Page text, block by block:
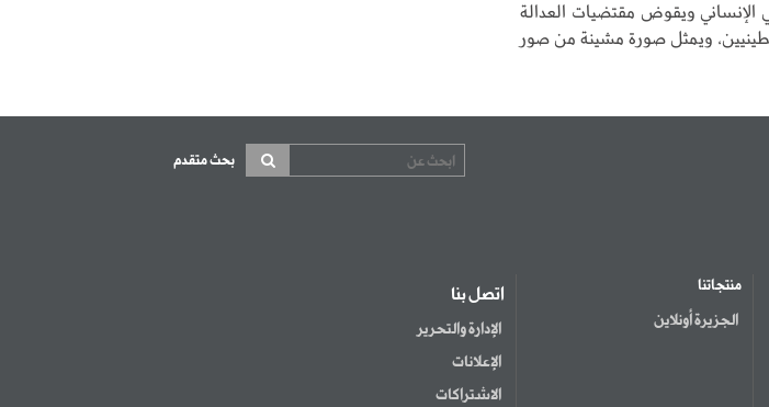
الإنساني ويقوض مقتضيات العدالة
ويمثل صورة مشينة من صور
بحث متقدم
منتجاتنا
الجزيرة أونلاين
اتصل بنا
الإدارة والتحرير
الإعلانات
الاشتراكات